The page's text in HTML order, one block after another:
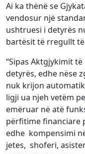
Ai ka thënë se
vendosur një
ushtruesi i detyrës
bartësit të rregullt
“Sipas Aktgjykimit
detyrës, edhe nëse
nuk krijon
ligji ua njeh vetëm
emëruar në atë
përfitime financiare
edhe kompensimi
jetes, shoferi,